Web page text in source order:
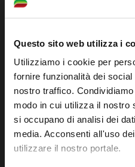
Questo sito web utilizza i
Utilizziamo i cookie per
fornire funzionalità dei
nostro traffico.
modo in cui utilizza il nostro
si occupano di analisi dei
media. Acconsenti all'uso
utilizzare il nostro portale.
dell'Unione dei
Tel. +39
P.IVA e Cod.
P.E.C.